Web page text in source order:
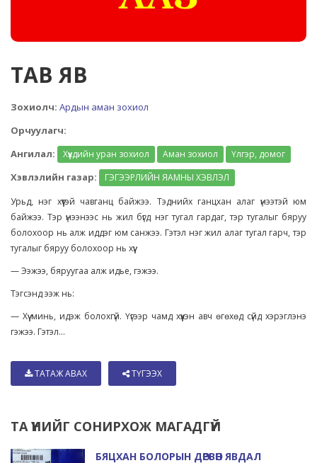
ТАВ ЯВ
Зохиолч: Ардын аман зохиол
Орчуулагч:
Ангилал:
Хүүхдийн уран зохиол Аман зохиол Үлгэр, домог
Хэвлэлийн газар:
ГЭГЭЭРЛИЙН ЯАМНЫ ХЭВЛЭЛ
Урьд, нэг хүүтэй чавганц байжээ. Тэднийх ганцхан алаг үнээтэй юм
байжээ. Тэр үнээнээс нь жил бүгд нэг тугал гардаг, тэр тугалыг бяруу
болохоор нь алж иддэг юм санжээ. Гэтэл нэг жил алаг тугал гарч, тэр
тугалыг бяруу болохоор нь хүү:
— Ээжээ, бяруугаа алж идье, гэжээ.
Тэгсэнд ээж нь:
— Хүү минь, идэж болохгүй. Үүгээр чамд хүүхэн авч өгөхөд сүйд хэрэглэнэ
гэжээ. Гэтэл...
ТАТАЖ АВАХ ТҮГЭЭХ
ТА ҮҮНИЙГ СОНИРХОЖ МАГАДГҮЙ
БЯЦХАН БОЛОРЫН ДӨРВӨН ЯВДАЛ